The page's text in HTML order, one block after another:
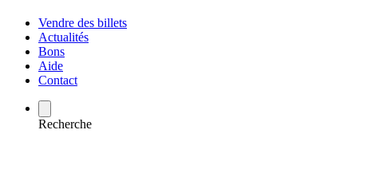
Vendre des billets
Actualités
Bons
Aide
Contact
Recherche